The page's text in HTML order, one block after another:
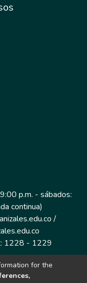
p.m. - sábados:
continua)
/
1228 - 1229
histórico, piso 1
for the